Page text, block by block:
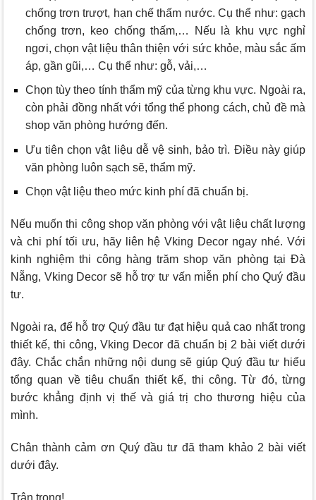
chống trơn trượt, hạn chế thấm nước. Cụ thể như: gạch
chống trơn, keo chống thấm,… Nếu là khu vực nghỉ
ngơi, chọn vật liệu thân thiện với sức khỏe, màu sắc ấm
áp, gần gũi,… Cụ thể như: gỗ, vải,…
Chọn tùy theo tính thẩm mỹ của từng khu vực. Ngoài ra,
còn phải đồng nhất với tổng thể phong cách, chủ đề mà
shop văn phòng hướng đến.
Ưu tiên chọn vật liệu dễ vệ sinh, bảo trì. Điều này giúp
văn phòng luôn sạch sẽ, thẩm mỹ.
Chọn vật liệu theo mức kinh phí đã chuẩn bị.
Nếu muốn thi công shop văn phòng với vật liệu chất lượng
và chi phí tối ưu, hãy liên hệVking Decor ngay nhé. Với
kinh nghiệm thi công hàng trăm shop văn phòng tại Đà
Nẵng, Vking Decor sẽ hỗ trợ tư vấn miễn phí cho Quý đầu
tư.
Ngoài ra, để hỗ trợ Quý đầu tư đạt hiệu quả cao nhất trong
thiết kế, thi công,Vking Decor đã chuẩn bị 2 bài viết dưới
đây. Chắc chắn những nội dung sẽ giúp Quý đầu tư hiểu
tổng quan về tiêu chuẩn thiết kế, thi công. Từ đó, từng
bước khẳng định vị thế và giá trị cho thương hiệu của
mình.
Chân thành cảm ơn Quý đầu tư đã tham khảo 2 bài viết
dưới đây.
Trân trọng!